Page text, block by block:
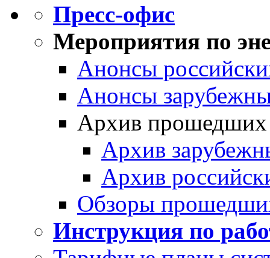
Пресс-офис
Мероприятия по
Анонсы
Анонсы
Архив прошедших
Архив
Архив
Обзоры
Инструкция по